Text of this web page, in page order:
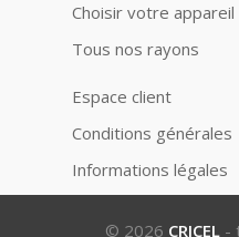
Choisir votre appareil
Tous nos rayons
Espace client
Conditions générales
Informations légales
© 2026 CRICEL -